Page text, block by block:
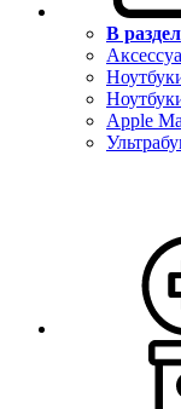
В раздел
Apple